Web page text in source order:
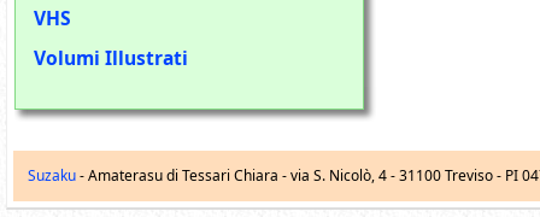
VHS
Volumi Illustrati
Suzaku- Amaterasu di Tessari Chiara -via S. Nicolò, 4-31100 Treviso - PI